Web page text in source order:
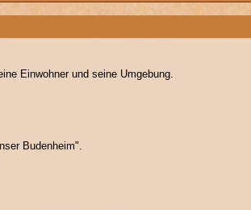
Einwohner und seine Umgebung.
Budenheim".